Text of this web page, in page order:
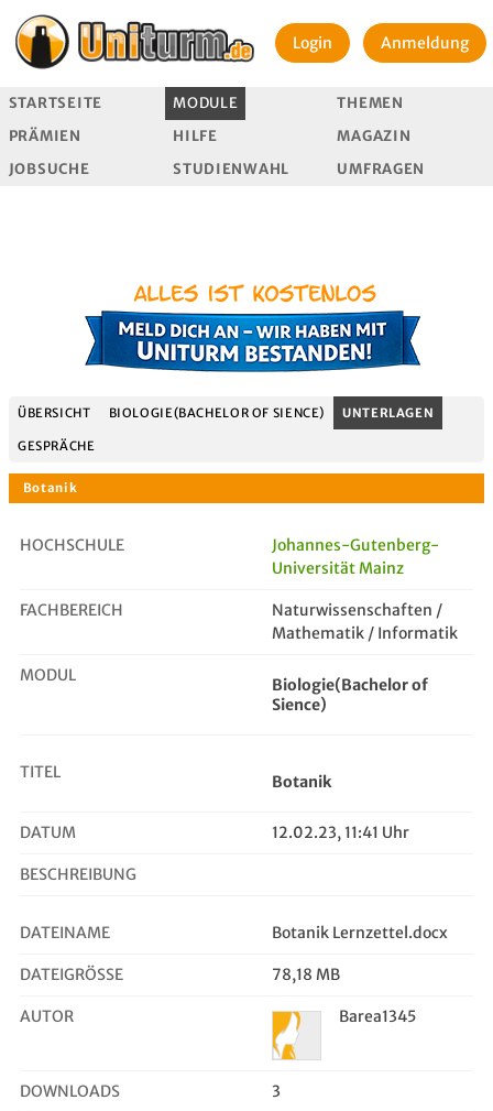
Login Anmeldung
STARTSEITE MODULE
THEMEN
PRÄMIEN
HILFE
MAGAZIN
JOBSUCHE
STUDIENWAHL UMFRAGEN
ÜBERSICHT BIOLOGIE(BACHELOR OF SIENCE) UNTERLAGEN
GESPRÄCHE
Botanik
HOCHSCHULE
Johannes-Gutenberg-
Universität Mainz
FACHBEREICH
Naturwissenschaften /
Mathematik / Informatik
MODUL
Biologie(Bachelor of
Sience)
TITEL Botanik
DATUM 12.02.23, 11:41 Uhr
BESCHREIBUNG
DATEINAME Botanik Lernzettel.docx
DATEIGRÖSSE 78,18 MB
AUTOR Barea1345
DOWNLOADS 3